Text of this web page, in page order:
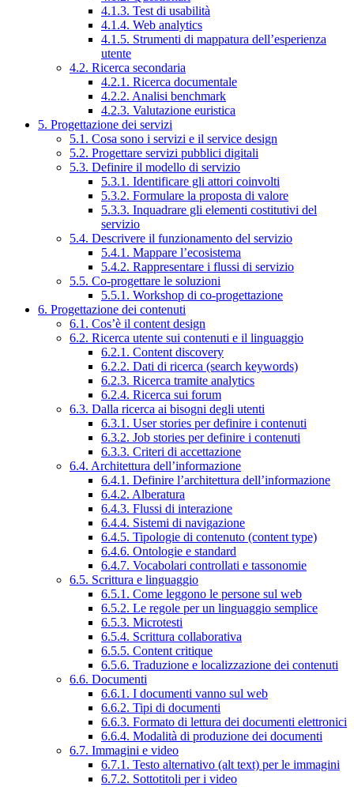
4.1.3. Test di usabilità
4.1.4. Web analytics
4.1.5. Strumenti di mappatura dell’esperienza
utente
4.2. Ricerca secondaria
4.2.1. Ricerca documentale
4.2.2. Analisi benchmark
4.2.3. Valutazione euristica
5. Progettazione dei servizi
5.1. Cosa sono i servizi e il service design
5.2. Progettare servizi pubblici digitali
5.3. Definire il modello di servizio
5.3.1. Identificare gli attori coinvolti
5.3.2. Formulare la proposta di valore
5.3.3. Inquadrare gli elementi costitutivi del
servizio
5.4. Descrivere il funzionamento del servizio
5.4.1. Mappare l’ecosistema
5.4.2. Rappresentare i flussi di servizio
5.5. Co-progettare le soluzioni
5.5.1. Workshop di co-progettazione
6. Progettazione dei contenuti
6.1. Cos’è il content design
6.2. Ricerca utente sui contenuti e il linguaggio
6.2.1. Content discovery
6.2.2. Dati di ricerca (search keywords)
6.2.3. Ricerca tramite analytics
6.2.4. Ricerca sui forum
6.3. Dalla ricerca ai bisogni degli utenti
6.3.1. User stories per definire i contenuti
6.3.2. Job stories per definire i contenuti
6.3.3. Criteri di accettazione
6.4. Architettura dell’informazione
6.4.1. Definire l’architettura dell’informazione
6.4.2. Alberatura
6.4.3. Flussi di interazione
6.4.4. Sistemi di navigazione
6.4.5. Tipologie di contenuto (content type)
6.4.6. Ontologie e standard
6.4.7. Vocabolari controllati e tassonomie
6.5. Scrittura e linguaggio
6.5.1. Come leggono le persone sul web
6.5.2. Le regole per un linguaggio semplice
6.5.3. Microtesti
6.5.4. Scrittura collaborativa
6.5.5. Content critique
6.5.6. Traduzione e localizzazione dei contenuti
6.6. Documenti
6.6.1. I documenti vanno sul web
6.6.2. Tipi di documenti
6.6.3. Formato di lettura dei documenti elettronici
6.6.4. Modalità di produzione dei documenti
6.7. Immagini e video
6.7.1. Testo alternativo (alt text) per le immagini
6.7.2. Sottotitoli per i video